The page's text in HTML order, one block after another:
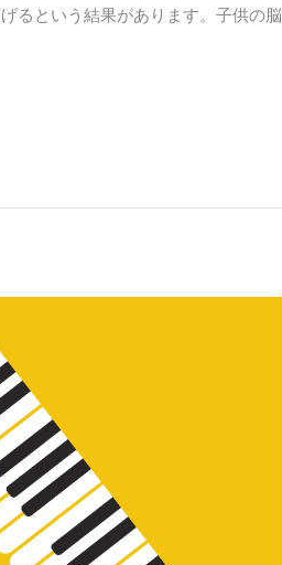
るという結果があります。子供の脳